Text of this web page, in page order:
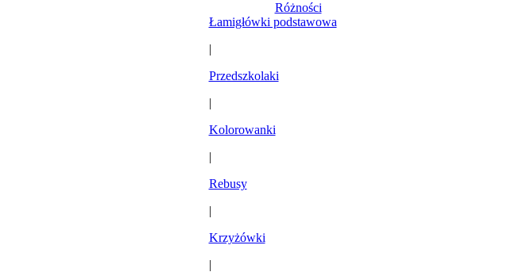
Różności
Łamigłówki podstawowa
|
Przedszkolaki
|
Kolorowanki
|
Rebusy
|
Krzyżówki
|